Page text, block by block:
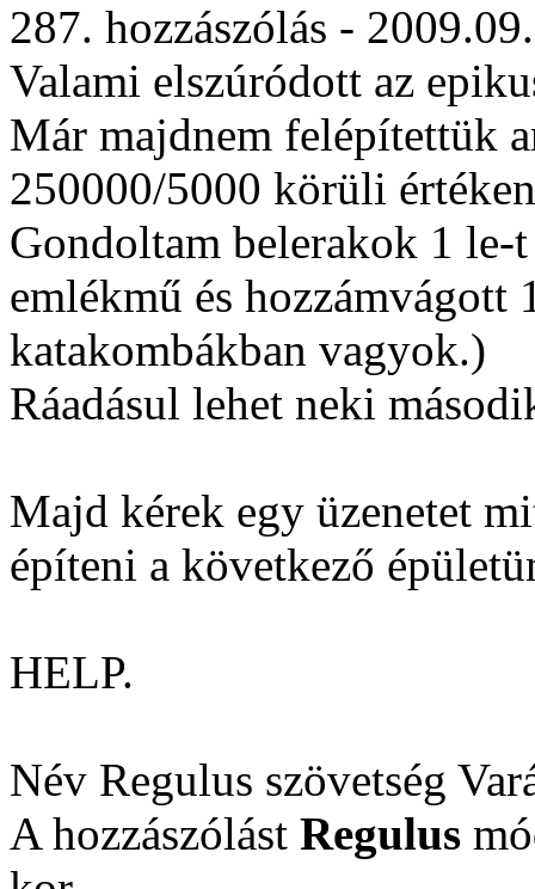
287. hozzászólás -
Valami elszúródott az
Már majdnem felépítettük
250000/5000 körüli
Gondoltam belerakok 1 le-
emlékmű és
katakombákban vagyok.)
Ráadásul lehet neki
Majd kérek egy üzenetet
építeni a következő
HELP.
Név Regulus szövetség
A hozzászólást Regulus